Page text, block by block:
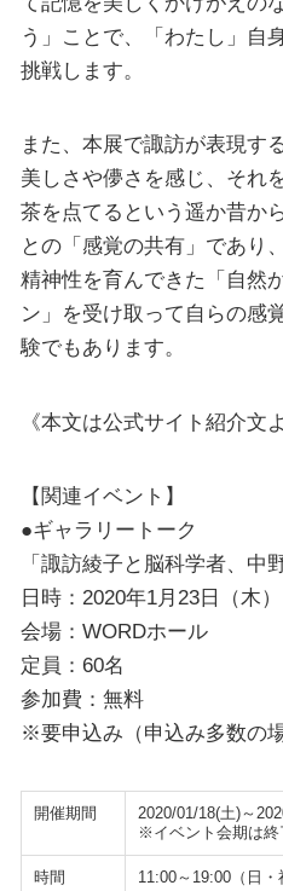
う」ことで、「わたし」自
挑戦します。
また、本展で諏訪が表現す
美しさや儚さを感じ、それ
茶を点てるという遥か昔か
との「感覚の共有」であり
精神性を育んできた「自然
ン」を受け取って自らの感
験でもあります。
《本文は公式サイト紹介文
【関連イベント】
●ギャラリートーク
「諏訪綾子と脳科学者、中
日時：2020年1月23日（木
会場：WORDホール
定員：60名
参加費：無料
※要申込み（申込み多数の
開催期間
2020/01/18(土)～
※イベント会期は終
時間 11:00～19:00（日・